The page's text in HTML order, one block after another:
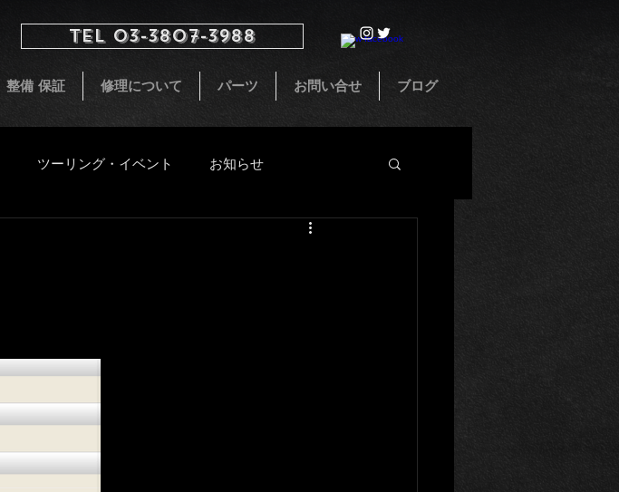
TEL 03-3807-3988
整備 保証 修理について パーツ お問い合せ ブログ
ツーリング・イベント お知らせ